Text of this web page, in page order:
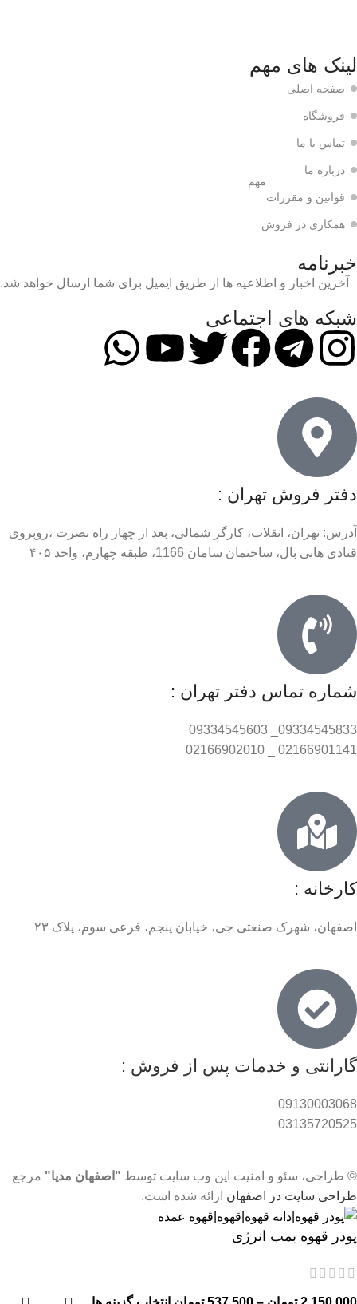
لینک های مهم
صفحه اصلی
فروشگاه
تماس با ما
درباره ما
قوانین و مقررات
مهم
همکاری در فروش
خبرنامه
آخرین اخبار و اطلاعیه ها از طریق ایمیل برای شما ارسال خواهد شد.
شبکه های اجتماعی
دفتر فروش تهران :
آدرس: تهران، انقلاب، کارگر شمالی، بعد از چهار راه نصرت ،روبروی
قنادی هانی بال، ساختمان سامان 1166، طبقه چهارم، واحد ۴۰۵
شماره تماس دفتر تهران :
09334545833_ 09334545603
02166901141 _ 02166902010
کارخانه :
اصفهان، شهرک صنعتی جی، خیابان پنجم، فرعی سوم، پلاک ۲۳
گارانتی و خدمات پس از فروش :
09130003068
03135720525
© طراحی، سئو و امنیت این وب سایت توسط "اصفهان مدیا" مرجع
طراحی سایت در اصفهان ارائه شده است.
پودر قهوه بمب انرژی